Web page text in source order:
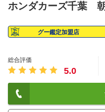
ホンダカーズ千葉
グー鑑定加盟店
総合評価
5.0